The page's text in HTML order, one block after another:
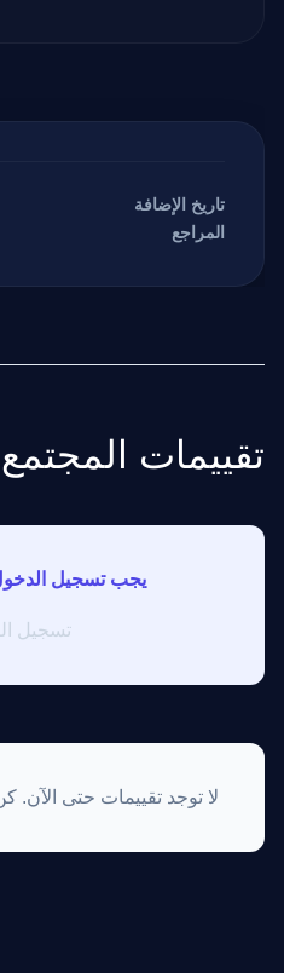
تاريخ الإضافة
المراجع
تقييمات المجتمع
يجب تسجيل
تسجيل
لا توجد تقييمات حتى الآن.